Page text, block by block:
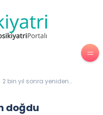
2 bin yıl sonra yeniden
doğdu